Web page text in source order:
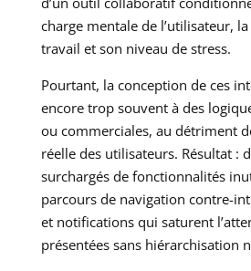
charge mentale de l’utilisateur,
travail et son niveau de stress.
Pourtant, la conception de ces
encore trop souvent à des
ou commerciales, au détriment
réelle des utilisateurs. Résultat :
surchargés de fonctionnalités
parcours de navigation contre-
et notifications qui saturent
présentées sans hiérarchisation